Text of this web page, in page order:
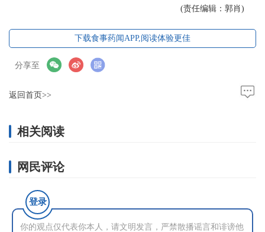
(责任编辑：郭肖)
下载食事药闻APP,阅读体验更佳
分享至
返回首页>>
相关阅读
网民评论
登录